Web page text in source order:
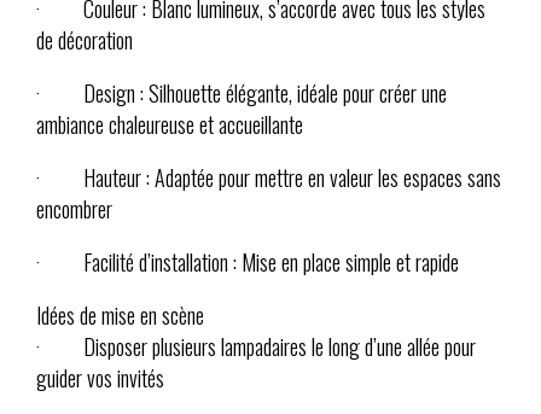
· Couleur : Blanc lumineux, s’accorde avec tous les styles
de décoration
· Design : Silhouette élégante, idéale pour créer une
ambiance chaleureuse et accueillante
· Hauteur : Adaptée pour mettre en valeur les espaces sans
encombrer
· Facilité d’installation : Mise en place simple et rapide
Idées de mise en scène
· Disposer plusieurs lampadaires le long d’une allée pour
guider vos invités